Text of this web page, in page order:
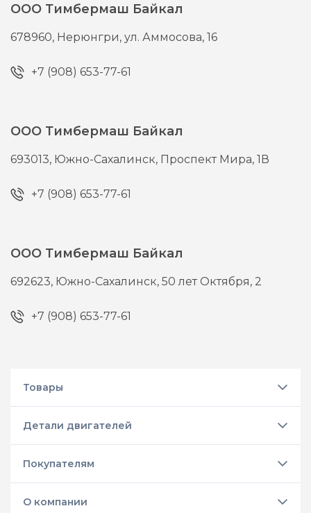
ООО Тимбермаш Байкал
678960, Нерюнгри,ул. Аммосова, 16
+7 (908) 653-77-61
ООО Тимбермаш Байкал
693013, Южно-Сахалинск, Проспект Мира, 1В
+7 (908) 653-77-61
ООО Тимбермаш Байкал
692623, Южно-Сахалинск,50 лет Октября, 2
+7 (908) 653-77-61
Товары
Детали двигателей
Покупателям
О компании